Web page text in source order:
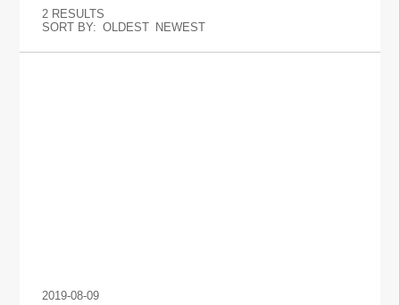
2 RESULTS
SORT BY: OLDEST NEWEST
2019-08-09